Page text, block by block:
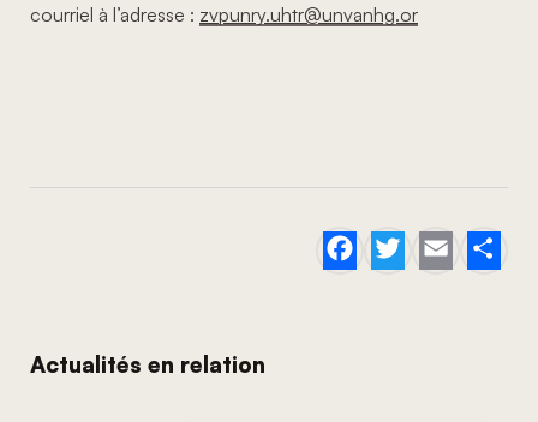
courriel à l’adresse : zvpunry.uhtr@unvanhg.or
Facebook
Twitter
Email
Actualités en relation